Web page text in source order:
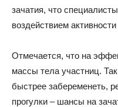
зачатия, что
воздействием
Отмечается, что на
массы тела участниц.
быстрее забеременеть,
прогулки – шансы на